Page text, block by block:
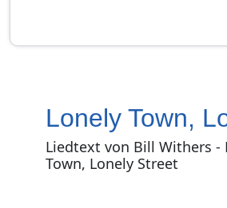
Lonely Town,
Liedtext von Bill Withers -
Town, Lonely Street